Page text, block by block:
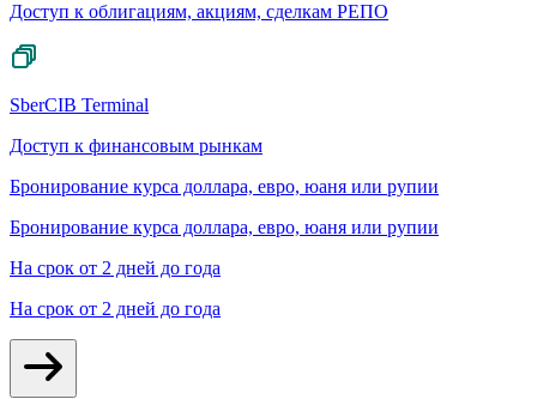
Доступ к облигациям, акциям, сделкам РЕПО
SberCIB Terminal
Доступ к финансовым рынкам
Бронирование курса доллара, евро, юаня или рупии
Бронирование курса доллара, евро, юаня или рупии
На срок от 2 дней до года
На срок от 2 дней до года